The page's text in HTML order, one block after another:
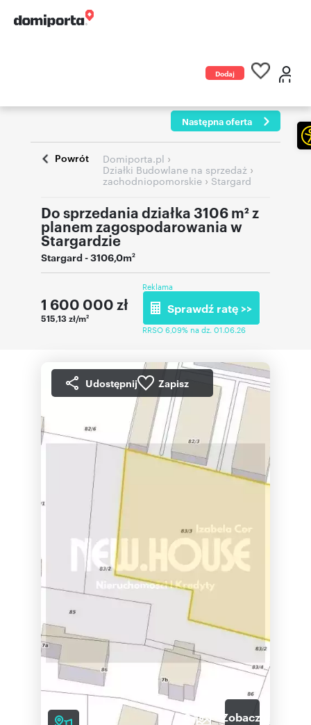
Dodaj
Następna oferta
Powrót Domiporta.pl ›
Działki Budowlane na sprzedaż ›
zachodniopomorskie › Stargard
Do sprzedania działka 3106 m² z
planem zagospodarowania w
Stargardzie
Stargard - 3106,0m2
1 600 000 zł
515,13 zł/m2
Reklama
Sprawdź ratę >>
RRSO 6,09% na dz. 01.06.26
Udostępnij Zapisz
6 Zobacz galerię